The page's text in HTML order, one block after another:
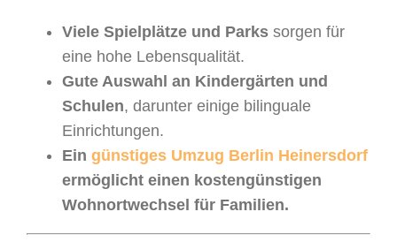
Viele Spielplätze und Parkssorgen für
eine hohe Lebensqualität.
Gute Auswahl an Kindergärten und
Schulen, darunter einige bilinguale
Einrichtungen.
Ein günstiges Umzug Berlin Heinersdorf
ermöglicht einen kostengünstigen
Wohnortwechsel für Familien.